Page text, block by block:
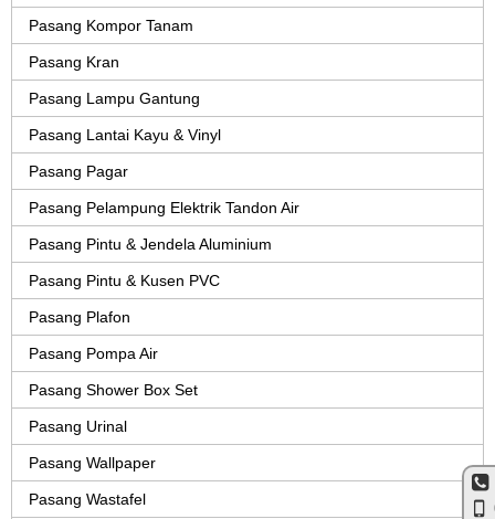
Pasang Kompor Tanam
Pasang Kran
Pasang Lampu Gantung
Pasang Lantai Kayu & Vinyl
Pasang Pagar
Pasang Pelampung Elektrik Tandon Air
Pasang Pintu & Jendela Aluminium
Pasang Pintu & Kusen PVC
Pasang Plafon
Pasang Pompa Air
Pasang Shower Box Set
Pasang Urinal
Pasang Wallpaper
Pasang Wastafel